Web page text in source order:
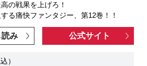
の戦果を上げろ！
る痛快ファンタジー、第12巻！！
み 公式サイト
込）